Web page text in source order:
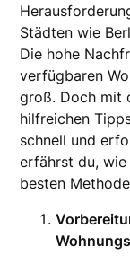
Städten wie
Die hohe
verfügbaren
groß. Doch mit
hilfreichen
schnell und
erfährst du,
besten